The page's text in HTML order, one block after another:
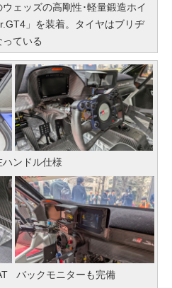
ェッズの高剛性･軽量鍛造ホイ
」を装着。タイヤはブリヂ
ている
ンドル仕様
バックモニターも完備